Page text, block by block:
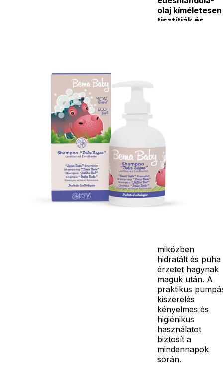
olaj kíméletesen
tisztítják és
édesmandula-
olajból,
burgonyából,
kukoricából és
kókuszból –
gyengéden
tisztítanak,
hozzájárulva a
miközben
hidratált és puha
érzetet hagynak
maguk után. A
praktikus
kiszerelés
kényelmes és
higiénikus
használatot
biztosít a
mindennapok
során.